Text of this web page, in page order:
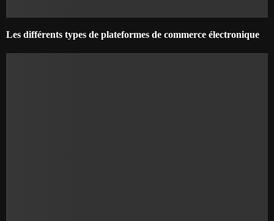
Les différents types de plateformes de commerce électronique